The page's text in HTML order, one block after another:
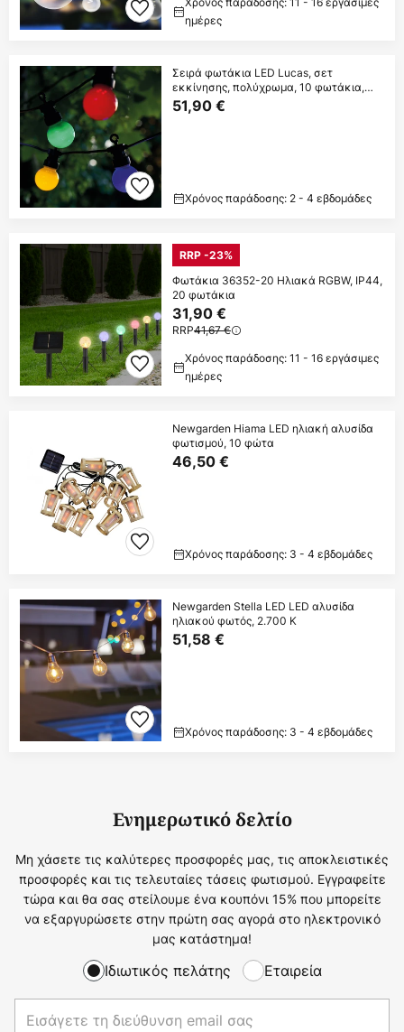
ημέρες
Σειρά φωτάκια LED Lucas, σετ
εκκίνησης, πολύχρωμα, 10 φωτάκια,
ηλιακή
51,90 €
Χρόνος παράδοσης: 2 - 4 εβδομάδες
RRP -23%
Φωτάκια 36352-20 Ηλιακά RGBW, IP44,
20 φωτάκια
31,90 €
RRP41,67 €
Χρόνος παράδοσης: 11 - 16 εργάσιμες
ημέρες
Newgarden Hiama LED ηλιακή αλυσίδα
φωτισμού, 10 φώτα
46,50 €
Χρόνος παράδοσης: 3 - 4 εβδομάδες
Newgarden Stella LED LED αλυσίδα
ηλιακού φωτός, 2.700 K
51,58 €
Χρόνος παράδοσης: 3 - 4 εβδομάδες
Ενημερωτικό δελτίο
Μη χάσετε τις καλύτερες προσφορές μας, τις αποκλειστικές
προσφορές και τις τελευταίες τάσεις φωτισμού. Εγγραφείτε
τώρα και θα σας στείλουμε ένα κουπόνι 15% που μπορείτε
να εξαργυρώσετε στην πρώτη σας αγορά στο ηλεκτρονικό
μας κατάστημα!
Ιδιωτικός πελάτης Εταιρεία